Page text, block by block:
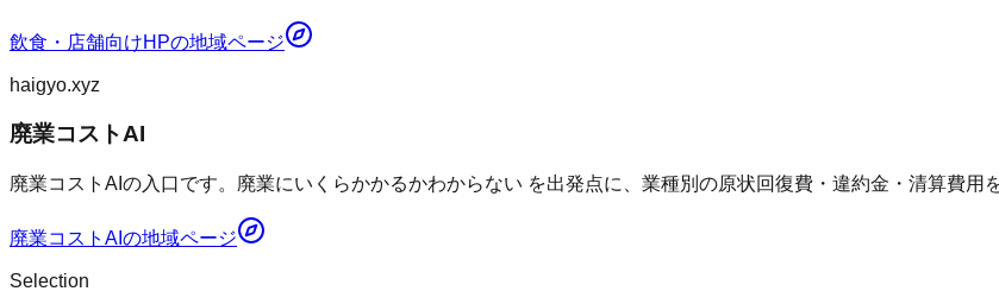
飲食・店舗向けHPの地域ページ
haigyo.xyz
廃業コストAI
廃業コストAIの入口です。廃業にいくらかかるかわからない を出発点に、業種別の原状回復費・違約金・清算費用
廃業コストAI の地域ページ
Selection